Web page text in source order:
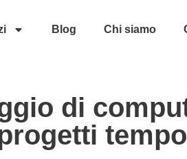
Blog Chi siamo
di